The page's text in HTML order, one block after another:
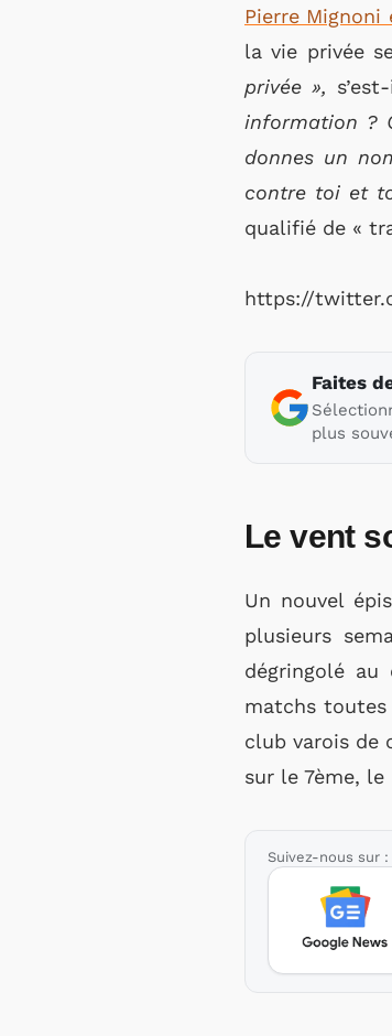
Pierre
la vie privée
privée »,
information ?
donnes un
contre toi et
qualifié de «
https://
Faites
plus
Le vent
Un nouvel
plusieurs
dégringolé au
matchs
club varois de
sur le 7ème, le
Suivez-nous sur :